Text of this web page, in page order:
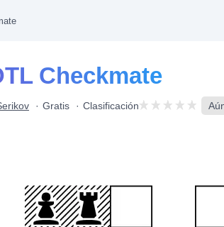
Checkmate
Gratis Clasificación